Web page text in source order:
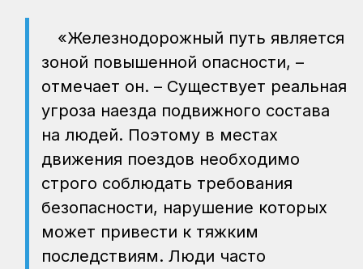
«Железнодорожный путь является
зоной повышенной опасности, –
отмечает он. – Существует реальная
угроза наезда подвижного состава
на людей. Поэтому в местах
движения поездов необходимо
строго соблюдать требования
безопасности, нарушение которых
может привести к тяжким
последствиям. Люди часто